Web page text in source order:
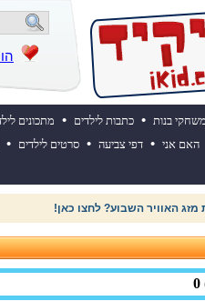
משחקי בנות • כתבות לילדים • מתכונים
האם אני • דפי צביעה • סרטים לילדים •
האוויר השבוע? לחצו כאן!